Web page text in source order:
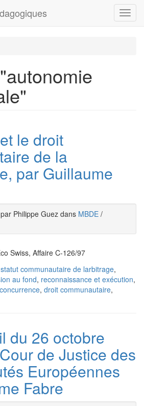
le droit
de la
par Guillaume
Philippe Guez dans MBDE /
Swiss, Affaire C-126/97
statut communautaire de larbitrage,
au fond, reconnaissance et exécution,
, droit communautaire,
du 26 octobre
de Justice des
Européennes
Fabre